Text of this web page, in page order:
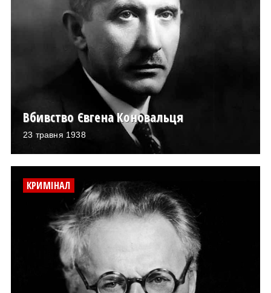
Вбивство Євгена Коновальця
23 травня 1938
КРИМІНАЛ